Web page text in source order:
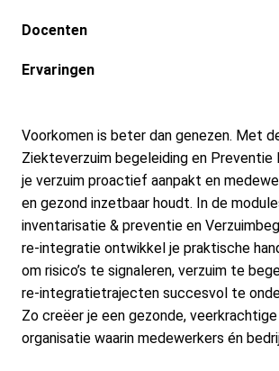
Docenten
Ervaringen
Voorkomen is beter dan genezen. Met
Ziekteverzuim begeleiding en Preventie
je verzuim proactief aanpakt en
en gezond inzetbaar houdt. In de
inventarisatie & preventie en
re-integratie ontwikkel je praktische
om risico’s te signaleren, verzuim te
re-integratietrajecten succesvol te
Zo creëer je een gezonde, veerkrachtige
organisatie waarin medewerkers én